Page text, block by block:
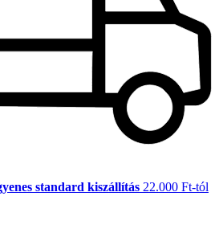
standard kiszállítás 22.000 Ft-tól